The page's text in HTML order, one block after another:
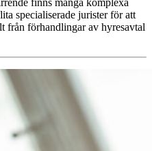
specialiserade jurister för att
från förhandlingar av hyresavtal